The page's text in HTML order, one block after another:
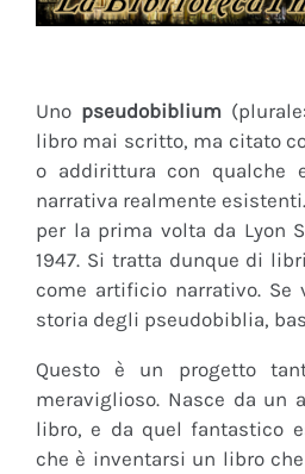
Uno pseudobiblium (plurale:
libro mai scritto, ma citato
o addirittura con qualche
narrativa realmente
per la prima volta da Lyon
1947. Si tratta dunque di
come artificio narrativo. Se
storia degli pseudobiblia,
Questo è un progetto
meraviglioso. Nasce da un
libro, e da quel fantastico
che è inventarsi un libro